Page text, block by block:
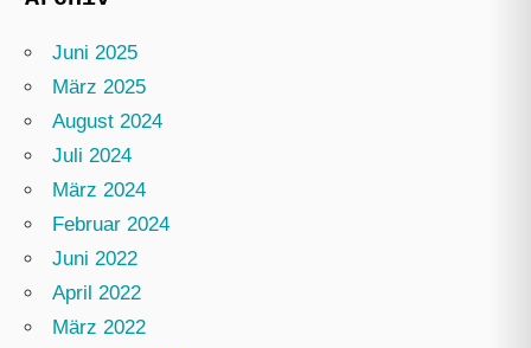
Juni 2025
März 2025
August 2024
Juli 2024
März 2024
Februar 2024
Juni 2022
April 2022
März 2022